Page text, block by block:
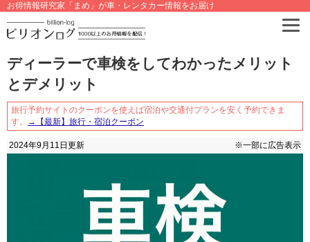
お得情報研究家「まめ」が車・レンタカー情報をお届け
ディーラーで車検をしてわかったメリット
とデメリット
旅行予約サイトのクーポンを使えば宿泊や交通付プランを安く予約できま
す。
→【最新】旅行・宿泊クーポン
2024年9月11日 更新 ※一部に広告表示